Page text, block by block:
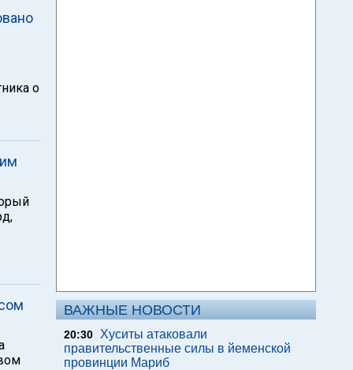
о
ВАЖНЫЕ НОВОСТИ
20:30
Хуситы атаковали
правительственные силы в йеменской
провинции Мариб